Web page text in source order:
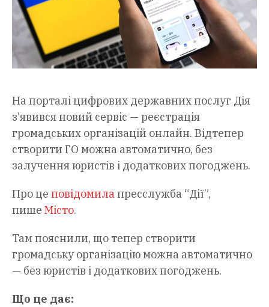
На порталі цифрових державних послуг Дія
з’явився новий сервіс — реєстрація
громадських організацій онлайн. Відтепер
створити ГО можна автоматично, без
залучення юристів і додаткових погоджень.
Про це повідомилапресслужба “Дії”,
пише Місто.
Там пояснили, що тепер створити
громадську організацію можна автоматично
— без юристів і додаткових погоджень.
Що це дає: